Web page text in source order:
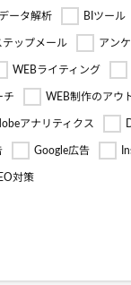
ータ解析 BIツール
テップメール アン
WEBライティング
チ WEB制作のアウ
アナリティクス
Google広告
対策